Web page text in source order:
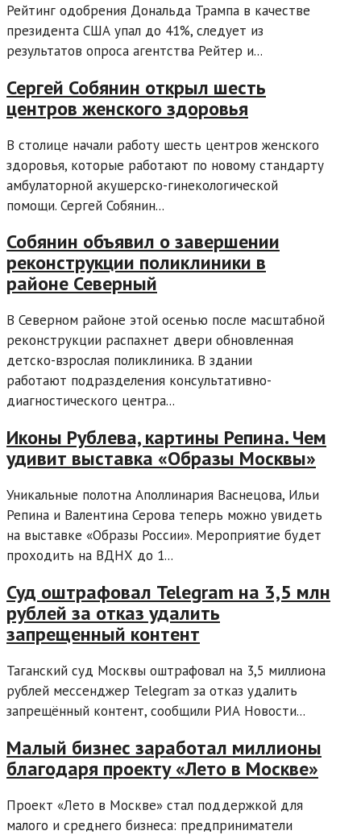
Рейтинг одобрения Дональда Трампа в качестве
президента США упал до 41%, следует из
результатов опроса агентства Рейтер и...
Сергей Собянин открыл шесть
центров женского здоровья
В столице начали работу шесть центров женского
здоровья, которые работают по новому стандарту
амбулаторной акушерско-гинекологической
помощи. Сергей Собянин...
Собянин объявил о завершении
реконструкции поликлиники в
районе Северный
В Северном районе этой осенью после масштабной
реконструкции распахнет двери обновленная
детско-взрослая поликлиника. В здании
работают подразделения консультативно-
диагностического центра...
Иконы Рублева, картины Репина. Чем
удивит выставка «Образы Москвы»
Уникальные полотна Аполлинария Васнецова, Ильи
Репина и Валентина Серова теперь можно увидеть
на выставке «Образы России». Мероприятие будет
проходить на ВДНХ до 1...
Суд оштрафовал Telegram на 3,5 млн
рублей за отказ удалить
запрещенный контент
Таганский суд Москвы оштрафовал на 3,5 миллиона
рублей мессенджер Telegram за отказ удалить
запрещённый контент, сообщили РИА Новости...
Малый бизнес заработал миллионы
благодаря проекту «Лето в Москве»
Проект «Лето в Москве» стал поддержкой для
малого и среднего бизнеса: предприниматели